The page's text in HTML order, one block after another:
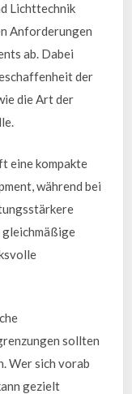
Lichttechnik
Anforderungen
ab. Dabei
der
die Art der
eine kompakte
während bei
gleichmäßige
sollten
Wer sich vorab
gezielt